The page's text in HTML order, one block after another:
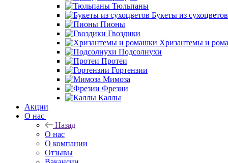
Тюльпаны
Букеты из сухоцветов
Пионы
Гвоздики
Хризантемы и
Подсолнухи
Протеи
Гортензии
Мимоза
Фрезии
Каллы
Акции
О нас
Назад
О нас
О компании
Отзывы